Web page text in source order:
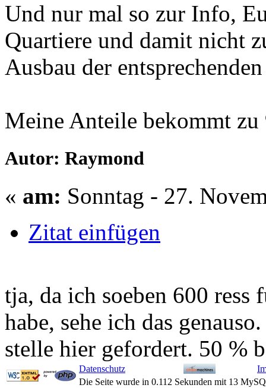
Und nur mal so zur Info,
Quartiere und damit nicht
Ausbau der
Meine Anteile bekommt
Autor: Raymond
« am: Sonntag - 27.
Zitat einfügen
tja, da ich soeben 600 ress
habe, sehe ich das
stelle hier gefordert. 50 %
Datenschutz
Die Seite wurde in 0.112 Sekunden mit 13